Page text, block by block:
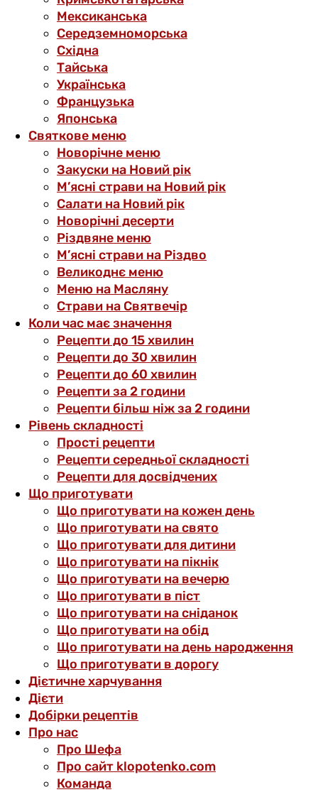
Мексиканська
Середземноморська
Східна
Тайська
Українська
Французька
Японська
Святкове меню
Новорічне меню
Закуски на Новий рік
М’ясні страви на Новий рік
Салати на Новий рік
Новорічні десерти
Різдвяне меню
М’ясні страви на Різдво
Великоднє меню
Меню на Масляну
Страви на Святвечір
Коли час має значення
Рецепти до 15 хвилин
Рецепти до 30 хвилин
Рецепти до 60 хвилин
Рецепти за 2 години
Рецепти більш ніж за 2 години
Рівень складності
Прості рецепти
Рецепти середньої складності
Рецепти для досвідчених
Що приготувати
Що приготувати на кожен день
Що приготувати на свято
Що приготувати для дитини
Що приготувати на пікнік
Що приготувати на вечерю
Що приготувати в піст
Що приготувати на сніданок
Що приготувати на обід
Що приготувати на день народження
Що приготувати в дорогу
Дієтичне харчування
Дієти
Добірки рецептів
Про нас
Про Шефа
Про сайт klopotenko.com
Команда